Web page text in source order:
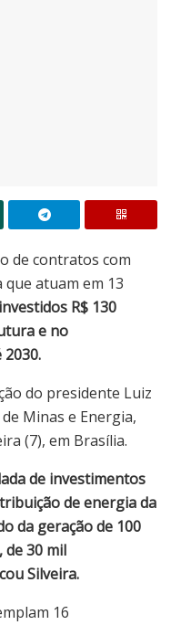
de contratos com
atuam em 13
R$ 130
e no
do presidente Luiz
Minas e Energia,
(7), em Brasília.
de investimentos
de energia da
da geração de 100
30 mil
Silveira.
16